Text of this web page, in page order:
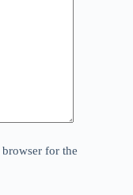
for the